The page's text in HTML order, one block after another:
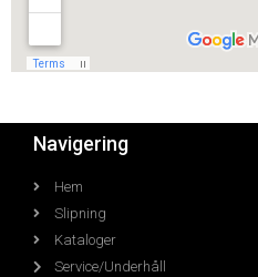
Navigering
Hem
Slipning
Kataloger
Service/Underhåll